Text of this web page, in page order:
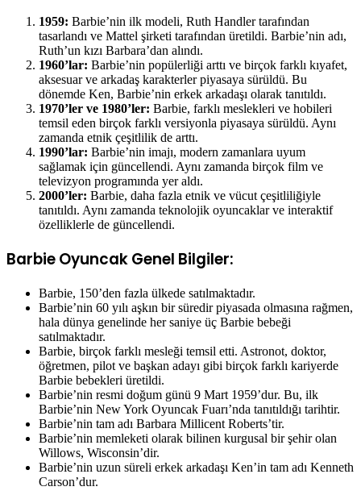
1959: Barbie’nin ilk modeli, Ruth Handler tarafından
tasarlandı ve Mattel şirketi tarafından üretildi. Barbie’nin adı,
Ruth’un kızı Barbara’dan alındı.
1960’lar: Barbie’nin popülerliği arttı ve birçok farklı kıyafet,
aksesuar ve arkadaş karakterler piyasaya sürüldü. Bu
dönemde Ken, Barbie’nin erkek arkadaşı olarak tanıtıldı.
1970’ler ve 1980’ler: Barbie, farklı meslekleri ve hobileri
temsil eden birçok farklı versiyonla piyasaya sürüldü. Aynı
zamanda etnik çeşitlilik de arttı.
1990’lar: Barbie’nin imajı, modern zamanlara uyum
sağlamak için güncellendi. Aynı zamanda birçok film ve
televizyon programında yer aldı.
2000’ler: Barbie, daha fazla etnik ve vücut çeşitliliğiyle
tanıtıldı. Aynı zamanda teknolojik oyuncaklar ve interaktif
özelliklerle de güncellendi.
Barbie Oyuncak Genel Bilgiler:
Barbie, 150’den fazla ülkede satılmaktadır.
Barbie’nin 60 yılı aşkın bir süredir piyasada olmasına rağmen,
hala dünya genelinde her saniye üç Barbie bebeği
satılmaktadır.
Barbie, birçok farklı mesleği temsil etti. Astronot, doktor,
öğretmen, pilot ve başkan adayı gibi birçok farklı kariyerde
Barbie bebekleri üretildi.
Barbie’nin resmi doğum günü 9 Mart 1959’dur. Bu, ilk
Barbie’nin New York Oyuncak Fuarı’nda tanıtıldığı tarihtir.
Barbie’nin tam adı Barbara Millicent Roberts’tir.
Barbie’nin memleketi olarak bilinen kurgusal bir şehir olan
Willows, Wisconsin’dir.
Barbie’nin uzun süreli erkek arkadaşı Ken’in tam adı Kenneth
Carson’dur.